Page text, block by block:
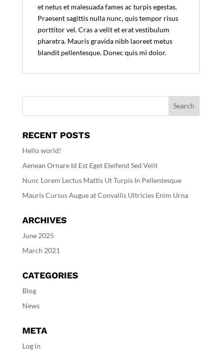
et netus et malesuada fames ac turpis egestas.
Praesent sagittis nulla nunc, quis tempor risus
porttitor vel. Cras a velit et erat vestibulum
pharetra. Mauris gravida nibh laoreet metus
blandit pellentesque. Donec quis mi dolor.
RECENT POSTS
Hello world!
Aenean Ornare Id Est Eget Eleifend Sed Velit
Nunc Lorem Lectus Mattis Ut Turpis In Pellentesque
Mauris Cursus Augue at Convallis Ultricies Enim Urna
ARCHIVES
June 2025
March 2021
CATEGORIES
Blog
News
META
Log in